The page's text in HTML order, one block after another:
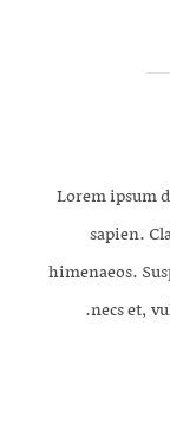
Lorem ipsum
sapien.
himenaeos.
necs et,